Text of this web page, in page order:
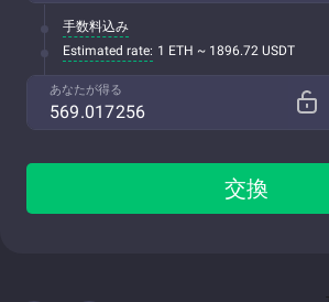
手数料込み
Estimated rate: 1 ETH ~ 1896.72 USDT
あなたが得る
交換